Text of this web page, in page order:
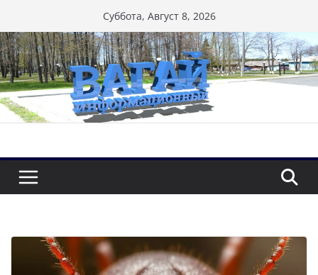
к
содержимому
Суббота, Август 8, 2026